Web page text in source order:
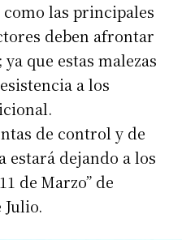
las principales
deben afrontar
que estas malezas
a los
de control y de
estará dejando a los
de Marzo” de
Julio.